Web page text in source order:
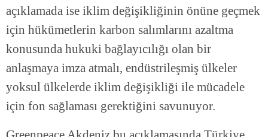
açıklamada ise iklim değişikliğinin önüne geçmek
için hükümetlerin karbon salımlarını azaltma
konusunda hukuki bağlayıcılığı olan bir
anlaşmaya imza atmalı, endüstrileşmiş ülkeler
yoksul ülkelerde iklim değişikliği ile mücadele
için fon sağlaması gerektiğini savunuyor.